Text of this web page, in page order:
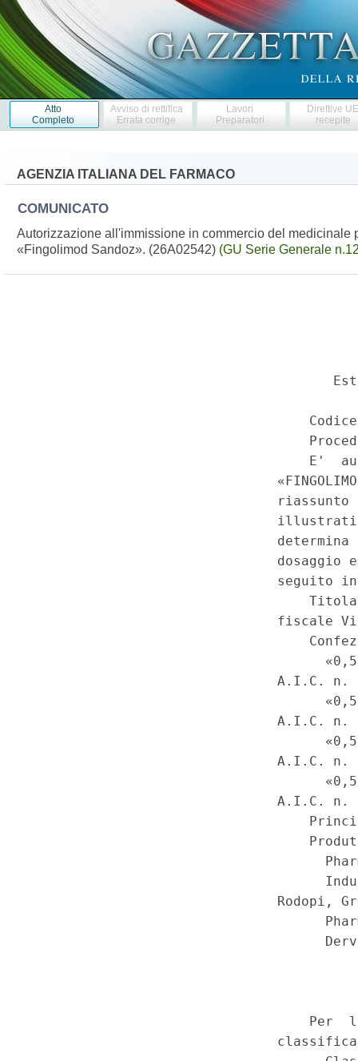
Atto
Completo
Avviso di rettifica
Errata corrige
Lavori
Preparatori
Direttive
recepite
AGENZIA ITALIANA DEL FARMACO
COMUNICATO
Autorizzazione all'immissione in commercio del medicinale
«Fingolimod Sandoz». (26A02542) (GU Serie Generale